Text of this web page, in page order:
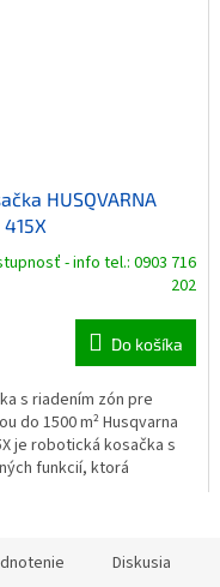
HUSQVARNA
- info tel.: 0903 716
202
Do košíka
s riadením zón pre
do 1500 m² Husqvarna
je robotická kosačka s
funkcií, ktorá
Diskusia